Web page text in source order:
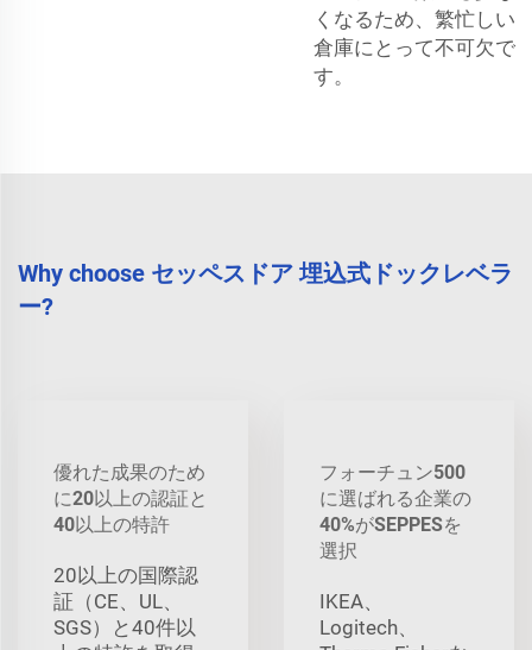
くなるため、繁忙しい
倉庫にとって不可欠で
す。
Why choose セッペスドア 埋込式ドックレベラ
ー?
優れた成果のため
に20以上の認証と
40以上の特許
20以上の国際認
証（CE、UL、
SGS）と40件以
フォーチュン500
に選ばれる企業の
40%がSEPPESを
選択
IKEA、
Logitech、